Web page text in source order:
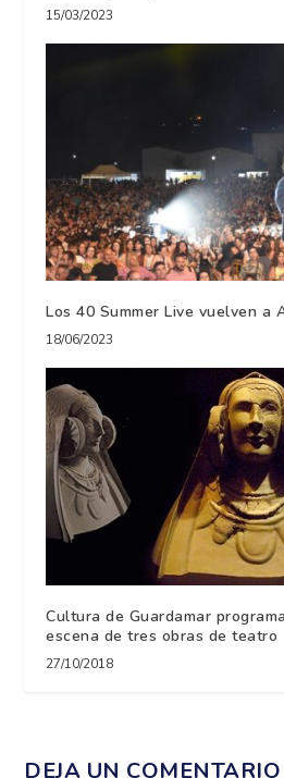
15/03/2023
Los 40 Summer Live vuelven a
18/06/2023
Cultura de Guardamar
escena de tres obras de teatro
27/10/2018
DEJA UN COMENTARIO